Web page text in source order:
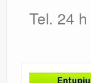
Tel. 24